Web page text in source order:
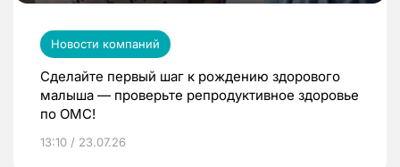
Новости компаний
Сделайте первый шаг к рождению здорового
малыша — проверьте репродуктивное здоровье
по ОМС!
13:10 / 23.07.26